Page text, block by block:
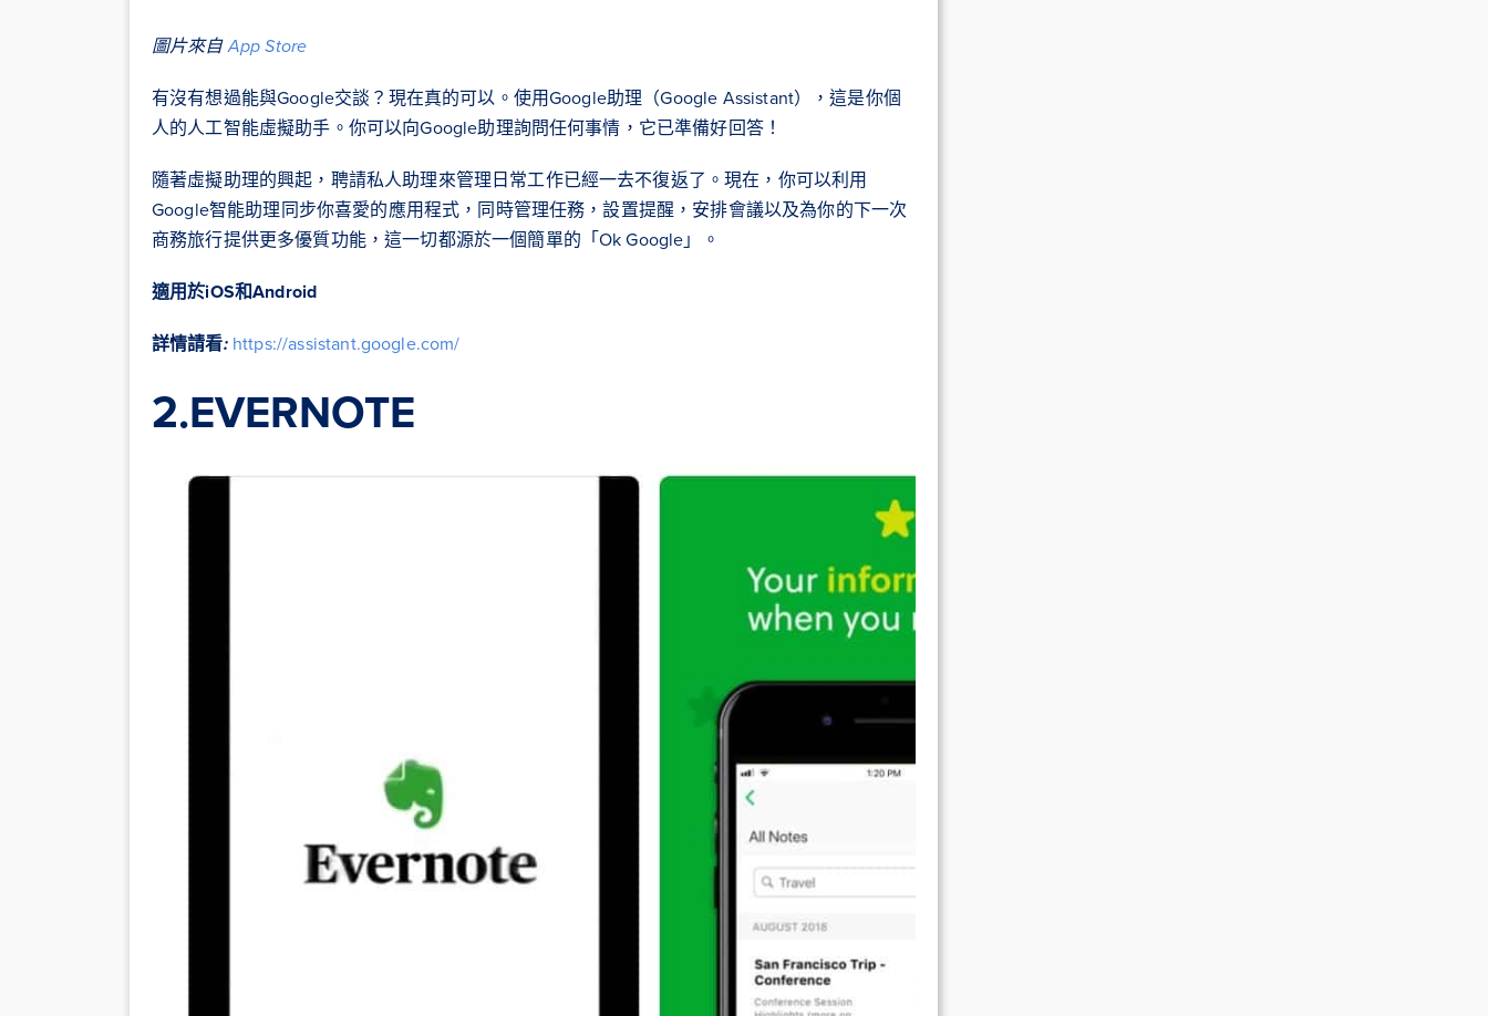
圖片來自App Store
有沒有想過能與Google交談？現在真的可以。使用Google助理（Google Assistant），這是你個
人的人工智能虛擬助手。你可以向Google助理詢問任何事情，它已準備好回答！
隨著虛擬助理的興起，聘請私人助理來管理日常工作已經一去不復返了。現在，你可以利用
Google智能助理同步你喜愛的應用程式，同時管理任務，設置提醒，安排會議以及為你的下一次
商務旅行提供更多優質功能，這一切都源於一個簡單的「Ok Google」。
適用於iOS和Android
詳情請看: https://assistant.google.com/
2.EVERNOTE